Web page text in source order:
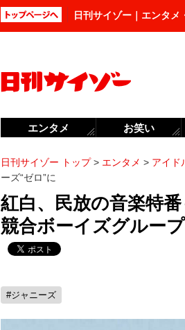
日刊サイゾー｜エンタ
日刊サイゾー トップ> エンタメ > アイド
ーズ“ゼロ”に
紅白、民放の音楽特
競合ボーイズグルー
#ジャニーズ
エンタメ お笑い